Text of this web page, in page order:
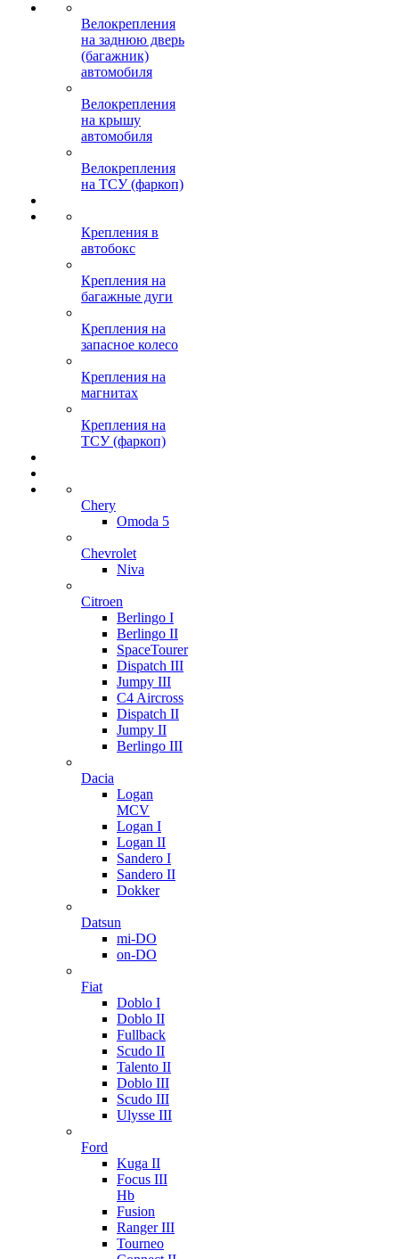
Велокрепления
на заднюю дверь
(багажник)
автомобиля
Велокрепления
на крышу
автомобиля
Велокрепления
на ТСУ (фаркоп)
Крепления в
автобокс
Крепления на
багажные дуги
Крепления на
запасное колесо
Крепления на
магнитах
Крепления на
ТСУ (фаркоп)
Chery
Omoda 5
Chevrolet
Niva
Citroen
Berlingo I
Berlingo II
SpaceTourer
Dispatch III
Jumpy III
C4 Aircross
Dispatch II
Jumpy II
Berlingo III
Dacia
Logan
MCV
Logan I
Logan II
Sandero I
Sandero II
Dokker
Datsun
mi-DO
on-DO
Fiat
Doblo I
Doblo II
Fullback
Scudo II
Talento II
Doblo III
Scudo III
Ulysse III
Ford
Kuga II
Focus III
Hb
Fusion
Ranger III
Tourneo